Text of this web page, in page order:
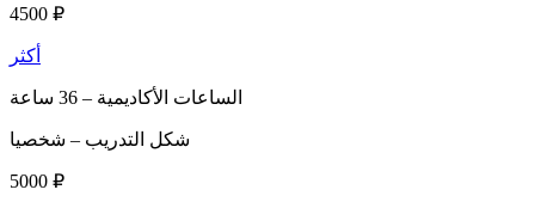
4500 ₽
أكثر
الساعات الأكاديمية –
شكل التدريب – شخصيا
5000 ₽